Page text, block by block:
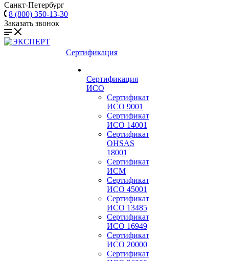
Санкт-Петербург
8 (800) 350-13-30
Заказать звонок
Сертификация
Сертификация
ИСО
Сертификат
ИСО 9001
Сертификат
ИСО 14001
Сертификат
OHSAS
18001
Сертификат
ИСМ
Сертификат
ИСО 45001
Сертификат
ИСО 13485
Сертификат
ИСО 16949
Сертификат
ИСО 20000
Сертификат